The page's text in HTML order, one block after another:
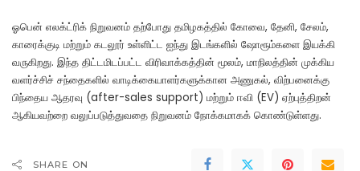
ஓபென் எலக்ட்ரிக் நிறுவனம் தற்போது தமிழகத்தில் கோவை, தேனி, சேலம்,
காரைக்குடி மற்றும் கடலூர் உள்ளிட்ட ஐந்து இடங்களில் ஷோரூம்களை இயக்கி
வருகிறது. இந்த திட்டமிடப்பட்ட விரிவாக்கத்தின் மூலம், மாநிலத்தின் முக்கிய
வளர்ச்சிச் சந்தைகளில் வாடிக்கையாளர்களுக்கான அணுகல், விற்பனைக்கு
பிந்தைய ஆதரவு (after-sales support) மற்றும் ஈவி (EV) ஏற்புத்திறன்
ஆகியவற்றை வலுப்படுத்துவதை நிறுவனம் நோக்கமாகக் கொண்டுள்ளது.
SHARE ON